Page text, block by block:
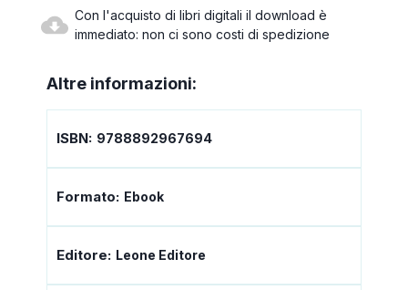
Con l'acquisto di libri digitali il download è
immediato: non ci sono costi di spedizione
Altre informazioni:
ISBN: 9788892967694
Formato: Ebook
Editore: Leone Editore